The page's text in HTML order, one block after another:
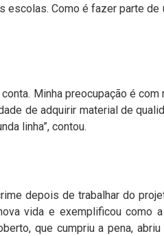
escolas. Como é fazer parte
Minha preocupação é
de adquirir material de
linha”, contou.
depois de trabalhar do
vida e exemplificou como
que cumpriu a pena,